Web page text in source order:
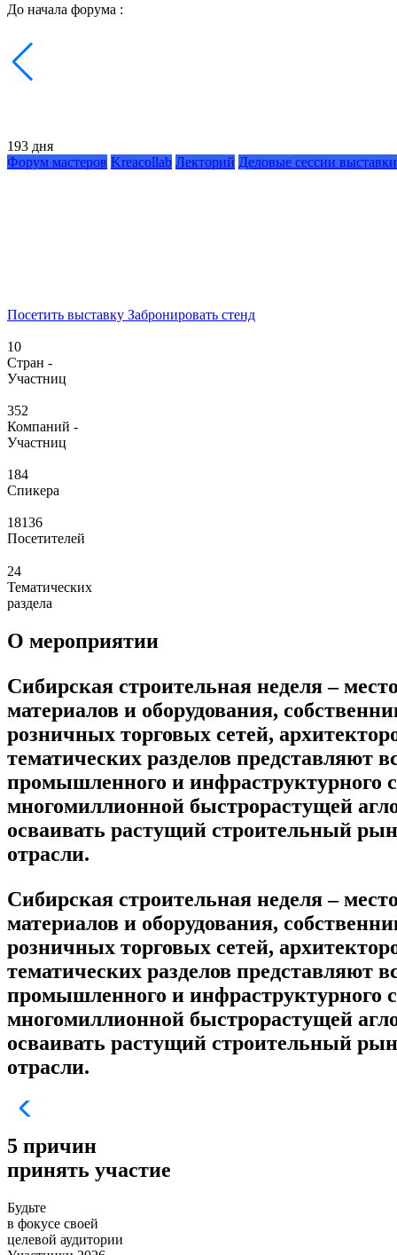
До начала форума :
193 дня
Форум мастеров Kreacollab Лекторий Деловые сессии выставки
Посетить выставку Забронировать стенд
10
Стран -
Участниц
352
Компаний -
Участниц
184
Спикера
18136
Посетителей
24
Тематических
раздела
О мероприятии
Сибирская строительная неделя –
материалов и оборудования,
розничных торговых сетей,
тематических разделов представляют
промышленного и инфраструктурного
многомиллионной быстрорастущей
осваивать растущий строительный
отрасли.
Сибирская строительная неделя –
материалов и оборудования,
розничных торговых сетей,
тематических разделов представляют
промышленного и инфраструктурного
многомиллионной быстрорастущей
осваивать растущий строительный
отрасли.
5 причин
принять участие
Будьте
в фокусе своей
целевой аудитории